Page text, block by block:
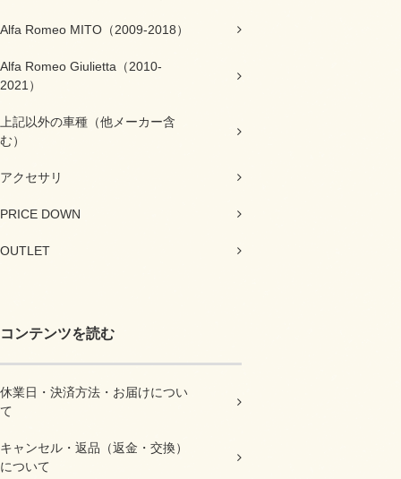
Alfa Romeo MITO（2009-2018）
Alfa Romeo Giulietta（2010-
2021）
上記以外の車種（他メーカー含
む）
アクセサリ
PRICE DOWN
OUTLET
コンテンツを読む
休業日・決済方法・お届けについ
て
キャンセル・返品（返金・交換）
について